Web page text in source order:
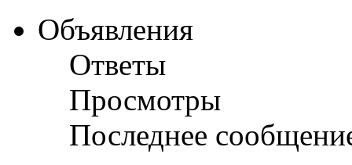
Объявления
Ответы
Просмотры
Последнее